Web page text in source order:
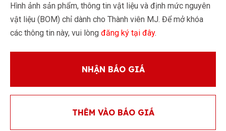
Hình ảnh sản phẩm, thông tin vật liệu và định mức nguyên
vật liệu (BOM) chỉ dành cho Thành viên MJ. Để mở khóa
các thông tin này, vui lòng đăng ký tại đây.
NHẬN BÁO GIÁ
THÊM VÀO BÁO GIÁ